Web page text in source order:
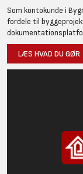
Som kontokunde i
fordele til
LÆS HVAD DU GØR